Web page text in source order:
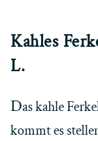
Kahles
L.
Das kahle
kommt es